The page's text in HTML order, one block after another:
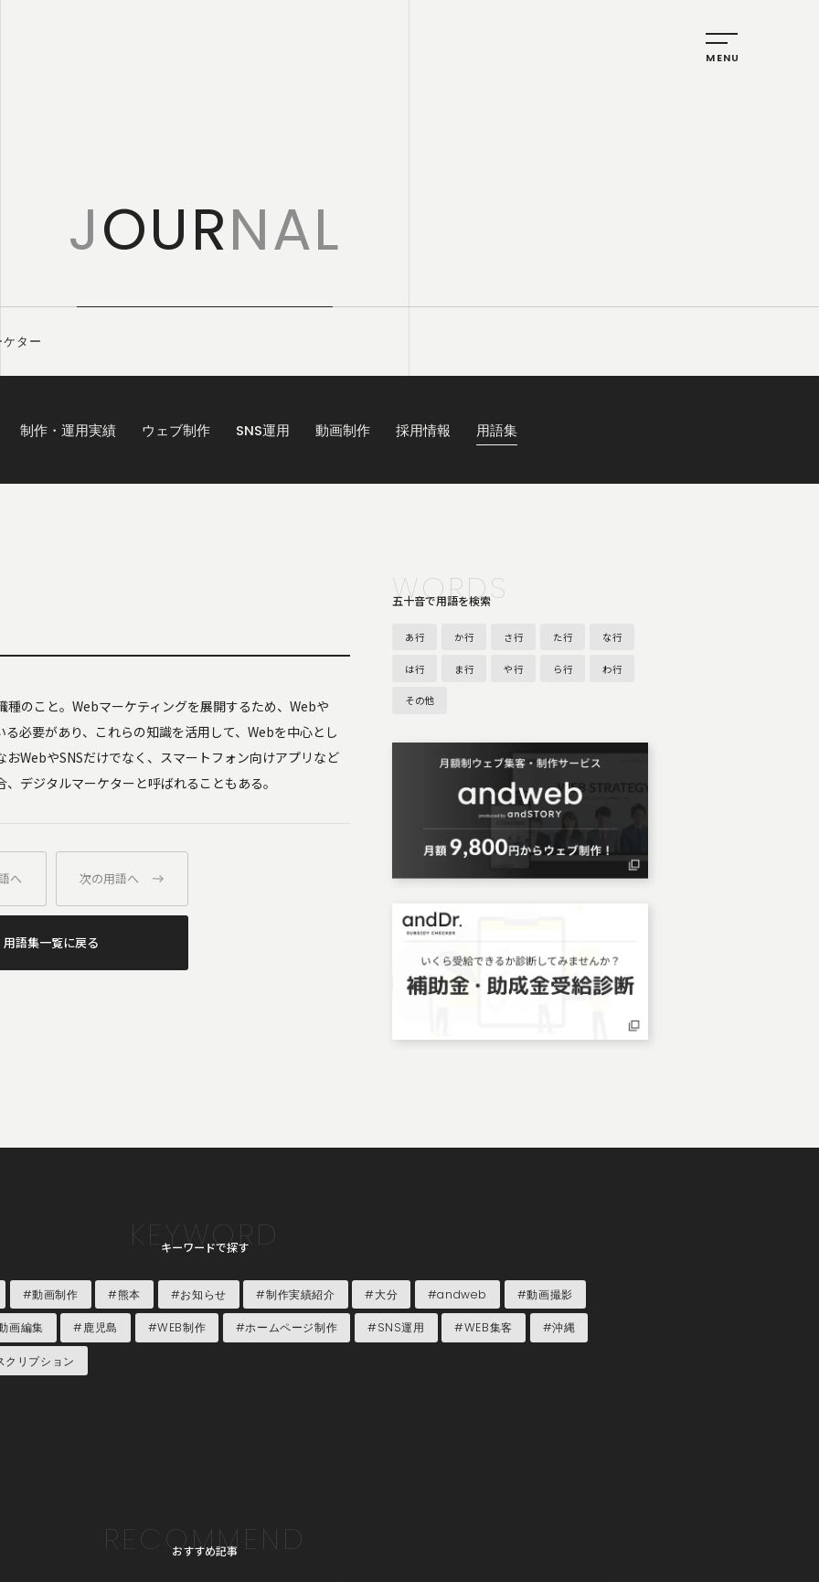
JOURNAL
ター
制作・運用実績 ウェブ制作 SNS運用 動画制作 採用情報 用語集
のこと。Webマーケティングを展開するため、Webや
必要があり、これらの知識を活用して、Webを中心とし
WebやSNSだけでなく、スマートフォン向けアプリなど
デジタルマーケターと呼ばれることもある。
へ 次の用語へ
用語集一覧に戻る
WORDS
五十音で用語を検索
あ行 か行 さ行 た行 な行
は行 ま行 や行 ら行 わ行
その他
KEYWORD
キーワードで探す
#動画制作 #熊本 #お知らせ #制作実績紹介 #大分 #andweb #動画撮影
画編集 #鹿児島 #WEB制作 #ホームページ制作 #SNS運用 #WEB集客 #沖縄
リプション
RECOMMEND
おすすめ記事